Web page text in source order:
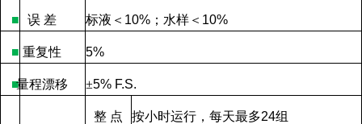
■ 误 差 标液＜ 10% ；水样＜ 10%
■ 重复性 5%
■量程漂移 ±5% F.S.
整 点 按小时运行，每天最多24组